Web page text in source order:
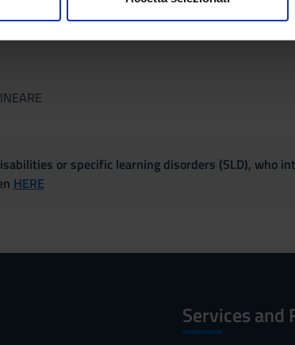
or specific learning disorders (SLD), who
HERE
Services and